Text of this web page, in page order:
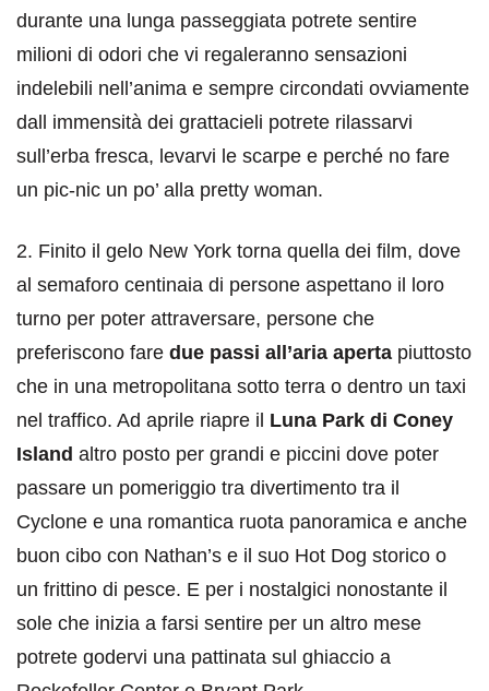
durante una lunga passeggiata potrete sentire
milioni di odori che vi regaleranno sensazioni
indelebili nell’anima e sempre circondati ovviamente
dall immensità dei grattacieli potrete rilassarvi
sull’erba fresca, levarvi le scarpe e perché no fare
un pic-nic un po’ alla pretty woman.
2. Finito il gelo New York torna quella dei film, dove
al semaforo centinaia di persone aspettano il loro
turno per poter attraversare, persone che
preferiscono fare due passi all’aria aperta piuttosto
che in una metropolitana sotto terra o dentro un taxi
nel traffico. Ad aprile riapre il Luna Park di Coney
Island altro posto per grandi e piccini dove poter
passare un pomeriggio tra divertimento tra il
Cyclone e una romantica ruota panoramica e anche
buon cibo con Nathan’s e il suo Hot Dog storico o
un frittino di pesce. E per i nostalgici nonostante il
sole che inizia a farsi sentire per un altro mese
potrete godervi una pattinata sul ghiaccio a